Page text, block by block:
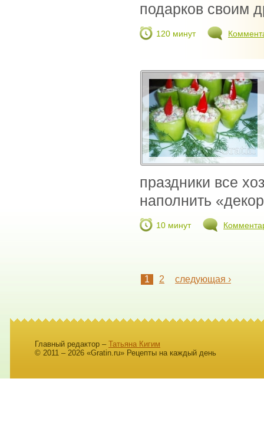
подарков своим
120 минут
праздники все
наполнить
10 минут
1 2 следующая ›
Главный редактор – Татьяна Кигим
© 2011 – 2026 «Gratin.ru» Рецепты на каждый день